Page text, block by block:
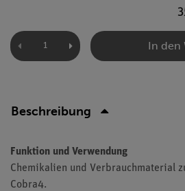
In den
Beschreibung
Funktion und Verwendung
Chemikalien und Verbrauchmaterial
Cobra4.